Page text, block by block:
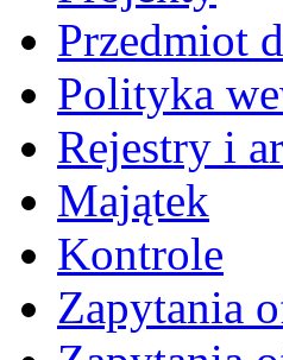
Przedmiot
Polityka
Rejestry i
Majątek
Kontrole
Zapytania